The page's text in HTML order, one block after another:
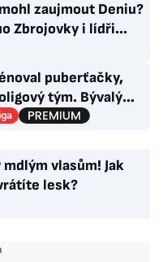
zaujmout Deniu?
Zbrojovky i lídři
puberťačky,
tým. Bývalý
raketový vzestup
mdlým vlasům! Jak
lesk?